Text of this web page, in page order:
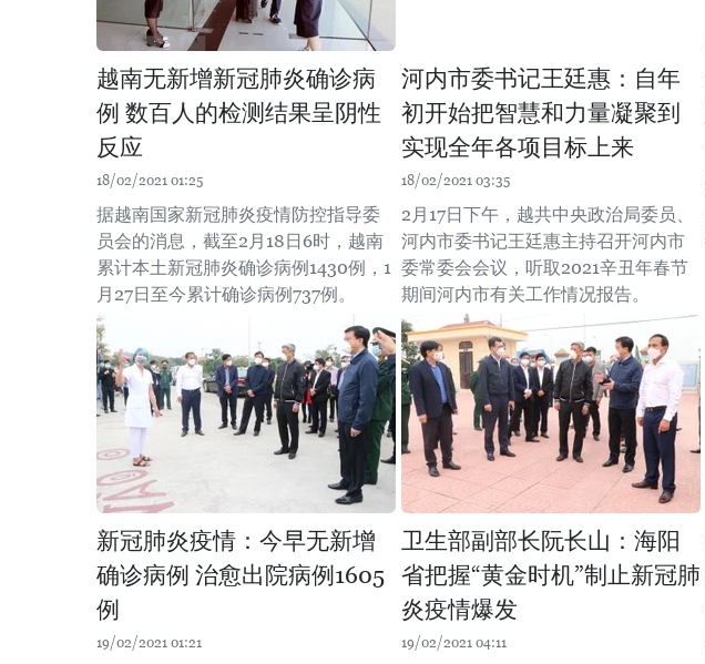
越南无新增新冠肺炎确诊病
例 数百人的检测结果呈阴性
反应
18/02/2021 01:25
据越南国家新冠肺炎疫情防控指导委
员会的消息，截至2月18日6时，越南
累计本土新冠肺炎确诊病例1430例，1
月27日至今累计确诊病例737例。
河内市委书记王廷惠：自年
初开始把智慧和力量凝聚到
实现全年各项目标上来
18/02/2021 03:35
2月17日下午，越共中央政治局委员、
河内市委书记王廷惠主持召开河内市
委常委会会议，听取2021辛丑年春节
期间河内市有关工作情况报告。
新冠肺炎疫情：今早无新增
确诊病例 治愈出院病例1605
例
19/02/2021 01:21
卫生部副部长阮长山：海阳
省把握“黄金时机”制止新冠肺
炎疫情爆发
19/02/2021 04:11